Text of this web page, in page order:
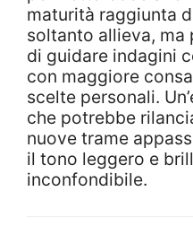
maturità raggiunta
soltanto allieva,
di guidare indagini
con maggiore
scelte personali.
che potrebbe
nuove trame
il tono leggero e
inconfondibile.